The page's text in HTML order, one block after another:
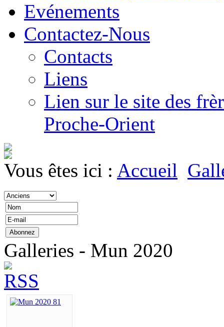
Evénements
Contactez-Nous
Contacts
Liens
Lien sur le site des
Proche-Orient
Vous êtes ici : Accueil
Galleries - Mun 2020